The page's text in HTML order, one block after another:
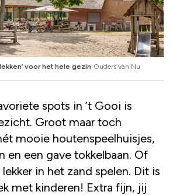
voor het hele gezin Ouders van Nu
spots in ’t Gooi is
Groot maar toch
mooie houtenspeelhuisjes,
en een gave tokkelbaan. Of
in het zand spelen. Dit is
met kinderen! Extra fijn, jij